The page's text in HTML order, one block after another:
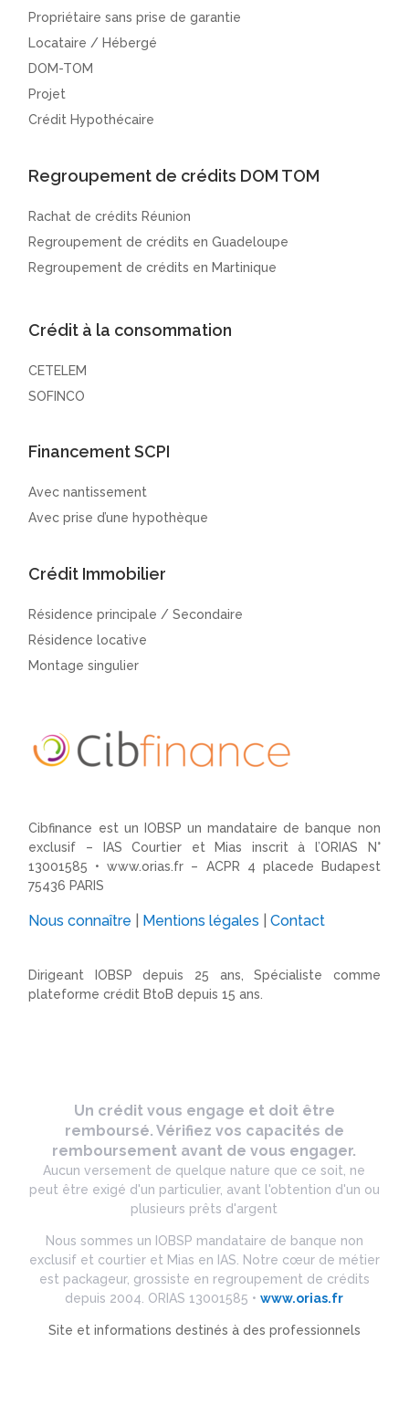
Propriétaire sans prise de garantie
Locataire / Hébergé
DOM-TOM
Projet
Crédit Hypothécaire
Regroupement de crédits DOM TOM
Rachat de crédits Réunion
Regroupement de crédits en Guadeloupe
Regroupement de crédits en Martinique
Crédit à la consommation
CETELEM
SOFINCO
Financement SCPI
Avec nantissement
Avec prise d’une hypothèque
Crédit Immobilier
Résidence principale / Secondaire
Résidence locative
Montage singulier
Cibfinance est un IOBSP un mandataire de banque non
exclusif – IAS Courtier et Mias inscrit à l’ORIAS N°
13001585 •www.orias.fr – ACPR 4 placede Budapest
75436 PARIS
Nous connaître Mentions légales |Contact
Dirigeant IOBSP depuis 25 ans, Spécialiste comme
plateforme crédit BtoB depuis 15 ans.
Un crédit vous engage et doit être
remboursé. Vérifiez vos capacités de
remboursement avant de vous engager.
Aucun versement de quelque nature que ce soit, ne
peut être exigé d'un particulier, avant l'obtention d'un ou
plusieurs prêts d'argent
Nous sommes un IOBSP mandataire de banque non
exclusif et courtier et Mias en IAS. Notre cœur de métier
est packageur, grossiste en regroupement de crédits
depuis 2004. ORIAS 13001585 •www.orias.fr
Site et informations destinés à des professionnels